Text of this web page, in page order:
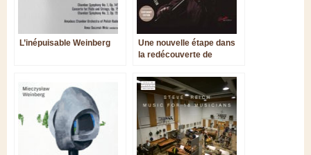
L’inépuisable Weinberg
Une nouvelle étape dans
la redécouverte de